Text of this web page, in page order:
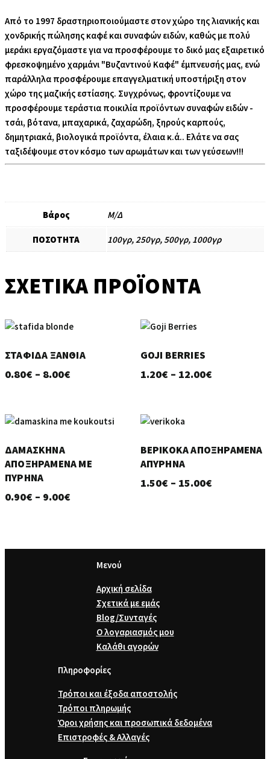
Από το 1997 δραστηριοποιούμαστε στον χώρο της λιανικής και
χονδρικής πώλησης καφέ και συναφών ειδών, καθώς με πολύ
μεράκι εργαζόμαστε για να προσφέρουμε το δικό μας εξαιρετικό
φρεσκοψημένο χαρμάνι "Βυζαντινού Καφέ" έμπνευσής μας, ενώ
παράλληλα προσφέρουμε επαγγελματική υποστήριξη στον
χώρο της μαζικής εστίασης. Συγχρόνως, φροντίζουμε να
προσφέρουμε τεράστια ποικιλία προϊόντων συναφών ειδών -
τσάι, βότανα, μπαχαρικά, ζαχαρώδη, ξηρούς καρπούς,
δημητριακά, βιολογικά προϊόντα, έλαια κ.ά.. Ελάτε να σας
ταξιδέψουμε στον κόσμο των αρωμάτων και των γεύσεων!!!
Βάρος Μ/Δ
ΠΟΣΟΤΗΤΑ 100γρ, 250γρ, 500γρ, 1000γρ
ΣΧΕΤΙΚΆ ΠΡΟΪΌΝΤΑ
ΣΤΑΦΊΔΑ ΞΑΝΘΙΆ
0.80€ – 8.00€Price
through
GOJI BERRIES
1.20€ – 12.00€Price
ΔΑΜΆΣΚΗΝΑ
ΑΠΟΞΗΡΑΜΈΝΑ ΜΕ
ΠΥΡΉΝΑ
0.90€ – 9.00€Price
ΒΕΡΊΚΟΚΑ ΑΠΟΞΗΡΑΜΈΝΑ
ΑΠΎΡΗΝΑ
1.50€ – 15.00€Price
Μενού
Αρχική σελίδα
Σχετικά με εμάς
Blog/Συνταγές
Ο λογαριασμός μου
Καλάθι αγορών
Πληροφορίες
Τρόποι και έξοδα αποστολής
Τρόποι πληρωμής
Όροι χρήσης και προσωπικά δεδομένα
Επιστροφές & Αλλαγές